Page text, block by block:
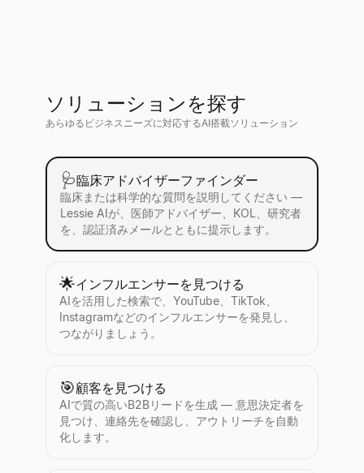
ソリューションを探す
あらゆるビジネスニーズに対応するAI搭載ソリューション
🩺臨床アドバイザーファインダー
臨床または科学的な質問を説明してください —
Lessie AIが、医師アドバイザー、KOL、研究者
を、認証済みメールとともに提示します。
🌟インフルエンサーを見つける
AIを活用した検索で、YouTube、TikTok、
Instagramなどのインフルエンサーを発見し、
つながりましょう。
🎯顧客を見つける
AIで質の高いB2Bリードを生成 — 意思決定者を
見つけ、連絡先を確認し、アウトリーチを自動
化します。